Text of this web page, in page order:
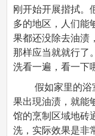
刚开始开展揩拭。
多的地区，人们能
果都还没除去油渍
那样应当就就行了
洗看一遍，看一下
假如家里的浴
果出現油渍，就能
馆的烹制区域地砖
洗，实际效果是非